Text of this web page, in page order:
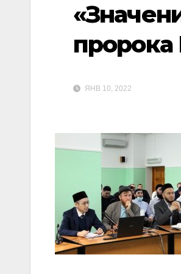
ЯНВ 10, 2022